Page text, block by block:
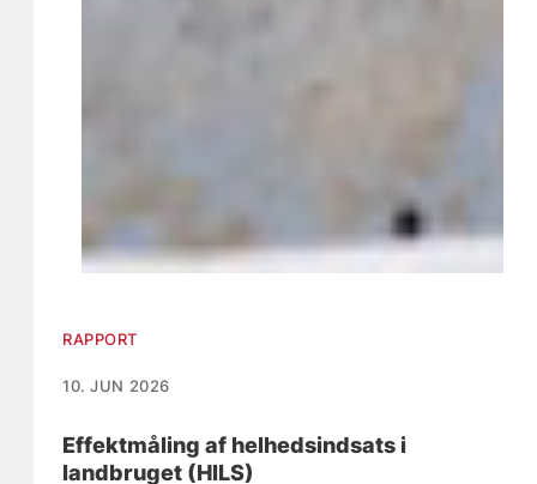
RAPPORT
10. JUN 2026
Effektmåling af helhedsindsats i
landbruget (HILS)